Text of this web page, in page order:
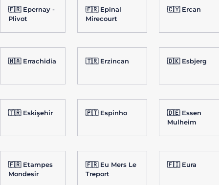
🇫🇷 Epernay -
Plivot
🇫🇷 Epinal
Mirecourt
🇨🇾 Ercan
🇲🇦 Errachidia 🇹🇷 Erzincan 🇩🇰 Esbjerg
🇹🇷 Eskişehir 🇵🇹 Espinho
🇩🇪 Essen
Mulheim
🇫🇷 Etampes
Mondesir
🇫🇷 Eu Mers Le
Treport
🇫🇮 Eura